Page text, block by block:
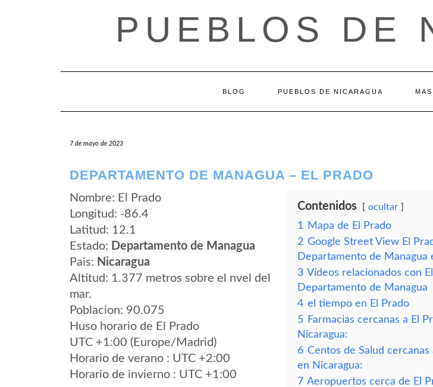
PUEBLOS DE
BLOG PUEBLOS DE NICARAGUA
7 de mayo de 2023
DEPARTAMENTO DE MANAGUA – EL PRADO
Nombre: El Prado
Longitud: -86.4
Latitud: 12.1
Estado: Departamento de Managua
Pais: Nicaragua
Altitud: 1.377 metros sobre el nvel del
mar.
Poblacion: 90.075
Huso horario de El Prado
UTC +1:00 (Europe/Madrid)
Horario de verano : UTC +2:00
Horario de invierno : UTC +1:00
Contenidos ocultar
1
Mapa de El Prado
2 Google Street View El
Departamento de Managua
3 Vídeos relacionados con
Departamento de Managua
4 el tiempo en El Prado
5 Farmacias cercanas a El
Nicaragua:
6 Centos de Salud cercanas
en Nicaragua:
7 Aeropuertos cerca de El